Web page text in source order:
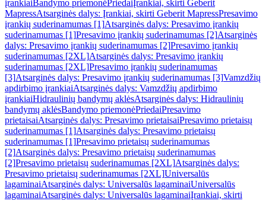
įrankiaiBandymo priemonėPriedaiĮrankiai, skirti Geberit
MapressAtsarginės dalys: Įrankiai, skirti Geberit MapressPresavimo
įrankių suderinamumas [1]Atsarginės dalys: Presavimo įrankių
suderinamumas [1]Presavimo įrankių suderinamumas [2]Atsarginės
dalys: Presavimo įrankių suderinamumas [2]Presavimo įrankių
suderinamumas [2XL]Atsarginės dalys: Presavimo įrankių
suderinamumas [2XL]Presavimo įrankių suderinamumas
[3]Atsarginės dalys: Presavimo įrankių suderinamumas [3]Vamzdžių
apdirbimo įrankiaiAtsarginės dalys: Vamzdžių apdirbimo
įrankiaiHidraulinių bandymų aklėsAtsarginės dalys: Hidraulinių
bandymų aklėsBandymo priemonėPriedaiPresavimo
prietaisaiAtsarginės dalys: Presavimo prietaisaiPresavimo prietaisų
suderinamumas [1]Atsarginės dalys: Presavimo prietaisų
suderinamumas [1]Presavimo prietaisų suderinamumas
[2]Atsarginės dalys: Presavimo prietaisų suderinamumas
[2]Presavimo prietaisų suderinamumas [2XL]Atsarginės dalys:
Presavimo prietaisų suderinamumas [2XL]Universalūs
lagaminaiAtsarginės dalys: Universalūs lagaminaiUniversalūs
lagaminaiAtsarginės dalys: Universalūs lagaminaiĮrankiai, skirti